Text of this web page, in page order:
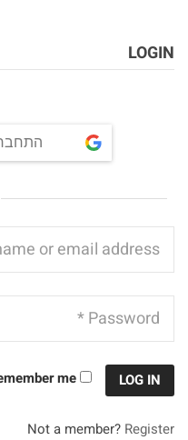
LOGIN
me LOG IN
Not a member? Register